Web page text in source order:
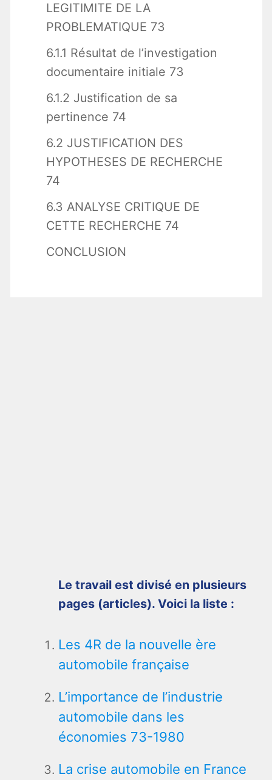
LEGITIMITE DE LA
PROBLEMATIQUE 73
6.1.1 Résultat de l’investigation
documentaire initiale 73
6.1.2 Justification de sa
pertinence 74
6.2 JUSTIFICATION DES
HYPOTHESES DE RECHERCHE
74
6.3 ANALYSE CRITIQUE DE
CETTE RECHERCHE 74
CONCLUSION
Le travail est divisé en plusieurs
pages (articles). Voici la liste :
Les 4R de la nouvelle ère
automobile française
L’importance de l’industrie
automobile dans les
économies 73-1980
La crise automobile en France